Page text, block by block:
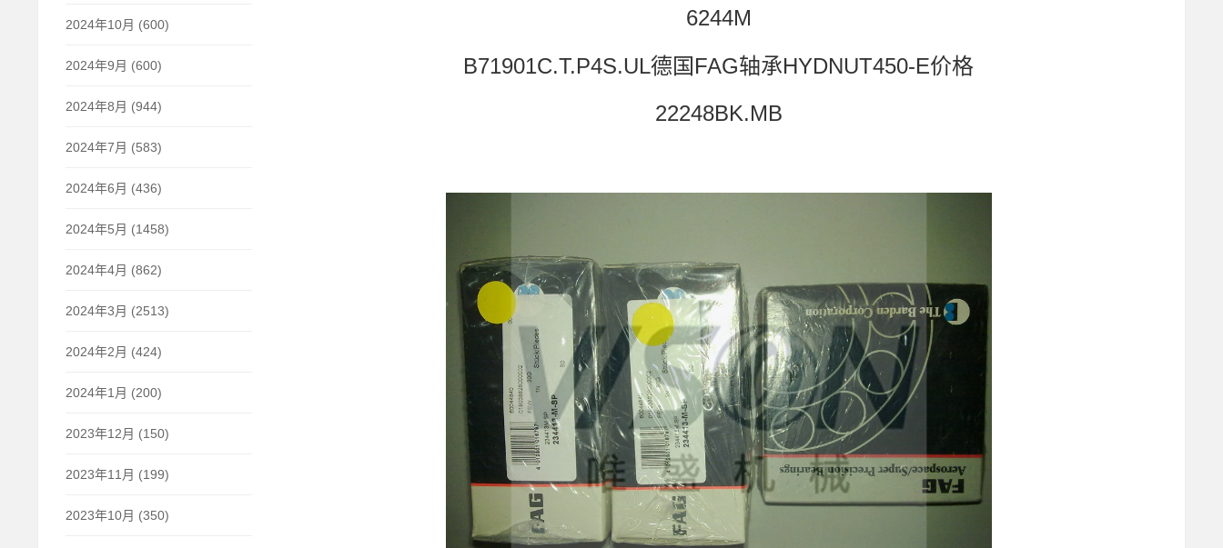
2024年10月 (600)
2024年9月 (600)
2024年8月 (944)
2024年7月 (583)
2024年6月 (436)
2024年5月 (1458)
2024年4月 (862)
2024年3月 (2513)
2024年2月 (424)
2024年1月 (200)
2023年12月 (150)
2023年11月 (199)
2023年10月 (350)
6244M
B71901C.T.P4S.UL德国FAG轴承HYDNUT450-E价格
22248BK.MB